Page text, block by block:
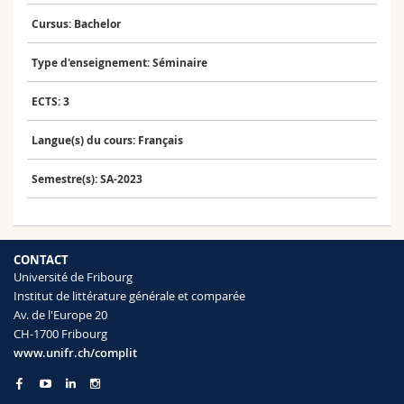
Interfacultaire
Doctorants
Programme des cours
MyUnifr
Cursus: Bachelor
Type d'enseignement: Séminaire
ECTS: 3
Langue(s) du cours: Français
Semestre(s): SA-2023
CONTACT
Université de Fribourg
Institut de littérature générale et comparée
Av. de l'Europe 20
CH-1700 Fribourg
www.unifr.ch/complit